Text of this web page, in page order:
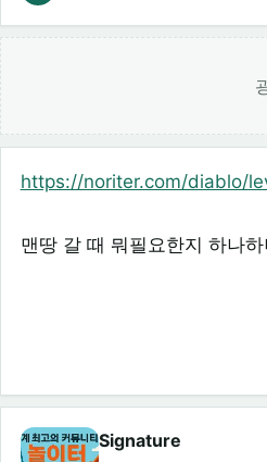
https://noriter.com/diablo/
맨땅 갈 때 뭐필요한지 하나
Signature